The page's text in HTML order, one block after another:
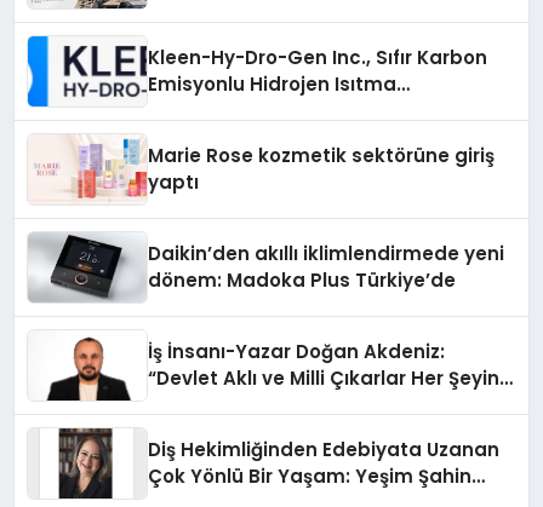
Kleen-Hy-Dro-Gen Inc., Sıfır Karbon
Emisyonlu Hidrojen Isıtma
Marie Rose kozmetik sektörüne giriş
yaptı
Daikin’den akıllı iklimlendirmede yeni
dönem: Madoka Plus Türkiye’de
İş İnsanı-Yazar Doğan Akdeniz:
“Devlet Aklı ve Milli Çıkarlar Her Şeyin
Diş Hekimliğinden Edebiyata Uzanan
Çok Yönlü Bir Yaşam: Yeşim Şahin